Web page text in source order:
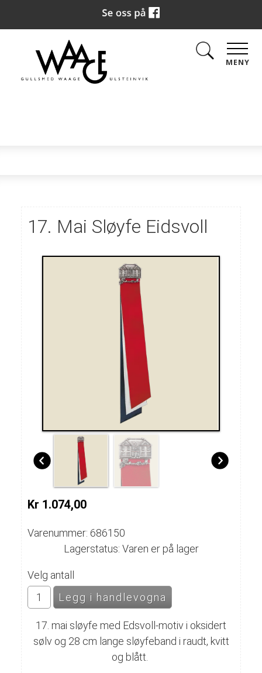
MENY
17. Mai Sløyfe Eidsvoll
Kr 1.074,00
Varenummer: 686150
Lagerstatus: Varen er på lager
Velg antall
17. mai sløyfe med Edsvoll-motiv i oksidert
sølv og 28 cm lange sløyfeband i raudt, kvitt
og blått.